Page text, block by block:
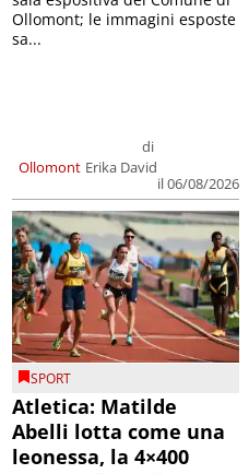
Ollomont
di
Erika David
il 06/08/2026
Ollomont; le immagini esposte
sa...
SPORT
Atletica: Matilde
Abelli lotta come una
leonessa, la 4×400